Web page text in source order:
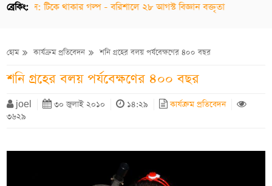
ব্রেকিং: টিকে থাকার গল্প - বরিশালে ২৮ আগস্ট বিজ্ঞান বক্তৃতা
হোম কার্যক্রম প্রতিবেদন শনি গ্রহের বলয় পর্যবেক্ষণের ৪০০ বছর
শনি গ্রহের বলয় পর্যবেক্ষণের ৪০০ বছর
joel ৩০ জুলাই ২০১০ ১৪:২৯
কার্যক্রম প্রতিবেদন
৩৬২৯